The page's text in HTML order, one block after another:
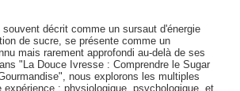
souvent décrit comme un sursaut d'énergie
de sucre, se présente comme un
mais rarement approfondi au-delà de ses
"La Douce Ivresse : Comprendre le Sugar
nous explorons les multiples
expérience : physiologique, psychologique, et